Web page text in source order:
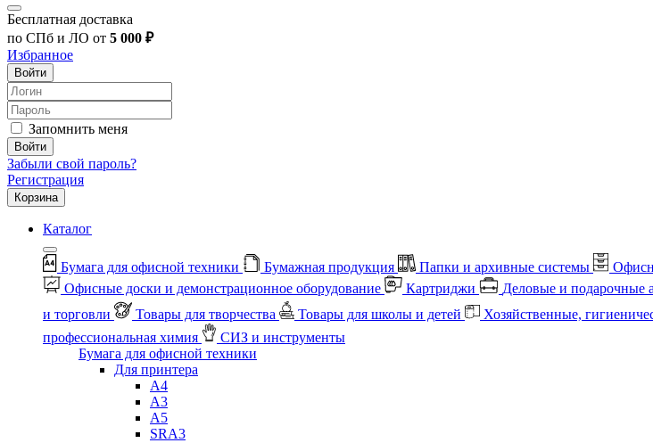
Бесплатная доставка
по СПб и ЛО от 5 000 ₽
Избранное
Войти
Запомнить меня
Войти
Забыли свой пароль?
Регистрация
Корзина
Каталог
Бумага для офисной техники Бумажная продукция Папки и архивные системы
Офисные доски и демонстрационное оборудование
Картриджи Деловые и подарочные
и торговли
Товары для творчества Товары для школы и детей Хозяйственные,
профессиональная химия
СИЗ и инструменты
Бумага для офисной техники
Для принтера
А4
А3
А5
SRA3